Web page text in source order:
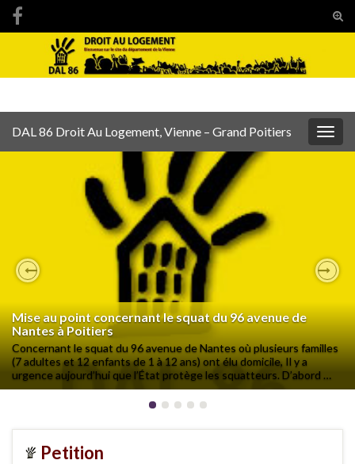
Search for:
DAL 86 Droit Au Logement, Vienne – Grand Poitiers
Mise au point concernant le squat du 96 avenue de
Nantes à Poitiers
Concernant le squat du 96 avenue de Nantes où plusieurs familles
(7 adultes et 12 enfants de 1 à 12 ans) ont élu domicile, Il y a
urgence aujourd’hui que l’État protège les squatteurs. D’abord …
Petition